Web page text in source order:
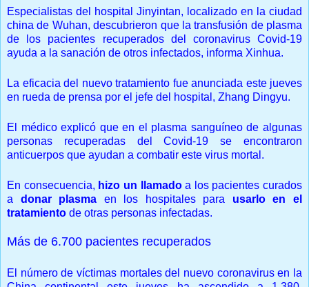
Especialistas del hospital Jinyintan, localizado en la ciudad
china de Wuhan, descubrieron que la transfusión de plasma
de los pacientes recuperados del coronavirus Covid-19
ayuda a la sanación de otros infectados, informa Xinhua.
La eficacia del nuevo tratamiento fue anunciada este jueves
en rueda de prensa por el jefe del hospital, Zhang Dingyu.
El médico explicó que en el plasma sanguíneo de algunas
personas recuperadas del Covid-19 se encontraron
anticuerpos que ayudan a combatir este virus mortal.
En consecuencia, hizo un llamadoa los pacientes curados
a donar plasma en los hospitales para usarlo en el
tratamiento de otras personas infectadas.
Más de 6.700 pacientes recuperados
El número de víctimas mortales del nuevo coronavirus en la